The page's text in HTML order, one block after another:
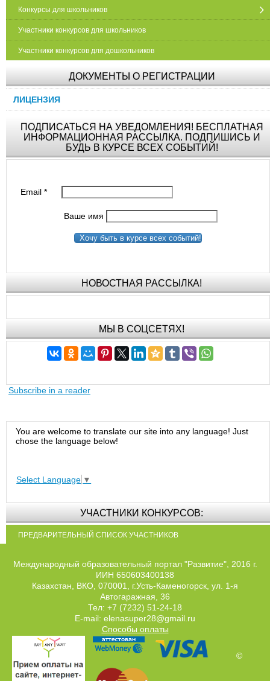
Конкурсы для школьников
Участники конкурсов для школьников
Участники конкурсов для дошкольников
ДОКУМЕНТЫ О РЕГИСТРАЦИИ
ЛИЦЕНЗИЯ
ПОДПИСАТЬСЯ НА УВЕДОМЛЕНИЯ! БЕСПЛАТНАЯ
ИНФОРМАЦИОННАЯ РАССЫЛКА. ПОДПИШИСЬ И
БУДЬ В КУРСЕ ВСЕХ СОБЫТИЙ!
Email*
Ваше имя
Хочу быть в курсе всех событий!
НОВОСТНАЯ РАССЫЛКА!
МЫ В СОЦСЕТЯХ!
Subscribe in a reader
You are welcome to translate our site into any language! Just
chose the language below!
Select Language ▼
УЧАСТНИКИ КОНКУРСОВ:
ПРЕДВАРИТЕЛЬНЫЙ СПИСОК УЧАСТНИКОВ
Международный образовательный портал "Развитие", 2016 г.
ИИН 650603400138
Казахстан, ВКО, 070001, г.Усть-Каменогорск, ул. 1-я
Автогаражная, 36
Тел: +7 (7232) 51-24-18
E-mail: elenasuper28@gmail.ru
Способы оплаты
©